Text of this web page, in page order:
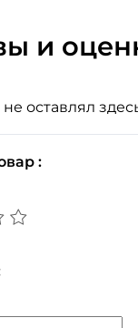
и
оставлял
: